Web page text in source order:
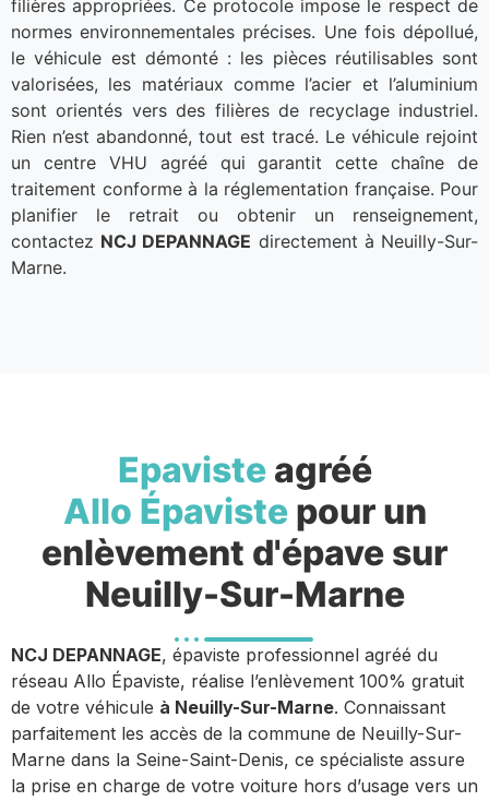
filières appropriées. Ce protocole impose le respect de
normes environnementales précises. Une fois dépollué,
le véhicule est démonté : les pièces réutilisables sont
valorisées, les matériaux comme l’acier et l’aluminium
sont orientés vers des filières de recyclage industriel.
Rien n’est abandonné, tout est tracé. Le véhicule rejoint
un centre VHU agréé qui garantit cette chaîne de
traitement conforme à la réglementation française. Pour
planifier le retrait ou obtenir un renseignement,
contactez NCJ DEPANNAGE directement à Neuilly-Sur-
Marne.
Epavisteagréé
Allo Épavistepour un
enlèvement d'épave sur
Neuilly-Sur-Marne
NCJ DEPANNAGE, épaviste professionnel agréé du
réseau Allo Épaviste, réalise l’enlèvement 100% gratuit
de votre véhicule à Neuilly-Sur-Marne. Connaissant
parfaitement les accès de la commune de Neuilly-Sur-
Marne dans la Seine-Saint-Denis, ce spécialiste assure
la prise en charge de votre voiture hors d’usage vers un